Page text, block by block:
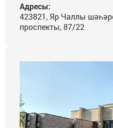
Адресы:
423821, Яр Чаллы
проспекты, 87/22